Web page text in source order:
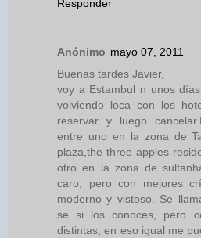
Responder
Anónimo mayo 07, 2011
Buenas tardes Javier,
voy a Estambul n unos
volviendo loca con los
reservar y luego
entre uno en la zona de
plaza,the three apples
otro en la zona de
caro, pero con mejores
moderno y vistoso. Se
se si los conoces, pero
distintas, en eso igual me